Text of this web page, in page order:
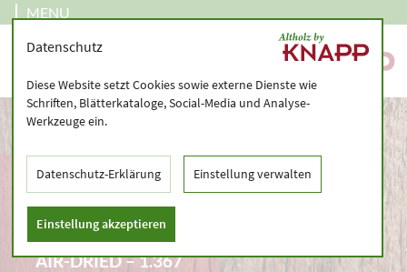
MENU
492.512.01 – STÄRKE
20 MM, FALLENDE
LÄNGEN 120 – 350 CM
– PLANED TIMBER,
AIR-DRIED – 1.367
Datenschutz
Diese Website setzt Cookies sowie externe Dienste wie
Schriften, Blätterkataloge, Social-Media und Analyse-
Werkzeuge ein.
Datenschutz-Erklärung Einstellung verwalten
Einstellung akzeptieren